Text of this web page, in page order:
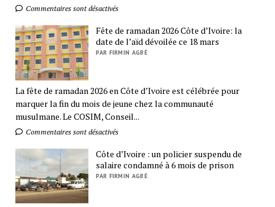
Commentaires sont désactivés
Fête de ramadan 2026 Côte d’Ivoire: la
date de l’aïd dévoilée ce 18 mars
PAR FIRMIN AGBÉ
La fête de ramadan 2026 en Côte d’Ivoire est célébrée pour
marquer la fin du mois de jeune chez la communauté
musulmane. Le COSIM, Conseil...
Commentaires sont désactivés
Côte d’Ivoire : un policier suspendu de
salaire condamné à 6 mois de prison
PAR FIRMIN AGBÉ